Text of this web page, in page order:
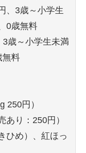
、3歳～小学生
0歳無料
3歳～小学生未満
無料
250円）
あり：250円）
ひめ）、紅ほっ